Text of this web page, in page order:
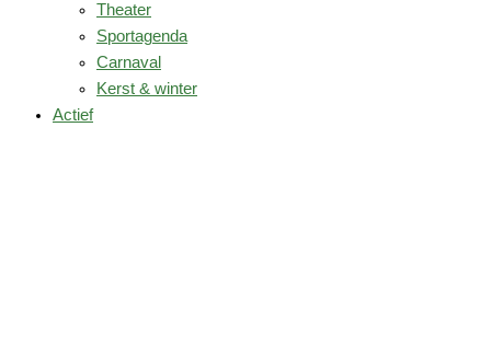
Theater
Sportagenda
Carnaval
Kerst & winter
Actief